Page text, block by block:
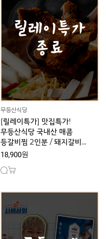
무등산식당
[릴레이특가] 맛집특가!
무등산식당 국내산 매콤
등갈비찜 2인분 / 돼지갈비
김치찜 2인분
18,900원